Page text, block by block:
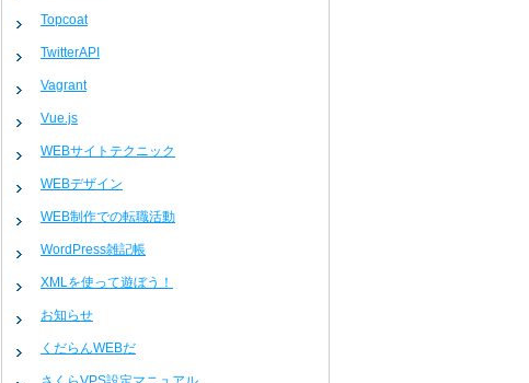
Topcoat
TwitterAPI
Vagrant
Vue.js
WEBサイトテクニック
WEBデザイン
WEB制作での転職活動
WordPress雑記帳
XMLを使って遊ぼう！
お知らせ
くだらんWEBだ